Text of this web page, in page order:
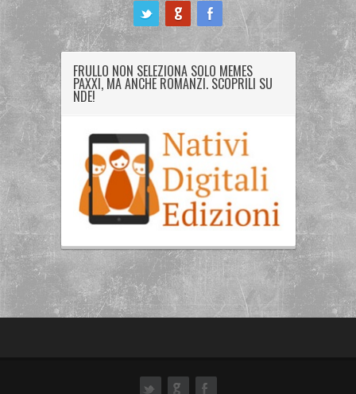
FRULLO NON SELEZIONA SOLO MEMES
PAXXI, MA ANCHE ROMANZI. SCOPRILI SU
NDE!